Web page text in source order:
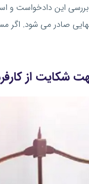
این دادخواست و
صادر می شود. اگر
شکایت از